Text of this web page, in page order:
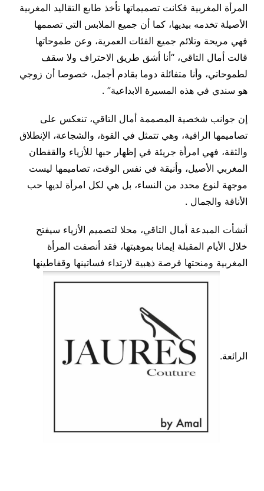
المرأة المغربية فكانت تصميماتها تأخذ طابع التقاليد المغربية
الأصيلة تخدمه بيديها، كما أن جميع الملابس التي تصممها
فهي مريحة وتلائم جميع الفئات العمرية، وعن طموحاتها
قالت أمال التاقي، “أنا أشق طريق الاحتراف ولا سقف
لطموحاتي، وأنا متفائلة دوما بقادم أجمل، خصوصا أن زوجي
هو سندي في هذه المسيرة الابداعية” .
إن جوانب شخصية المصممة أمال التاقي، تنعكس على
تصاميمها الراقية، وهي تتمثل في القوة، والشجاعة، الإنطلاق
والثقة، فهي امرأة جريئة في إظهار حبها للأزياء والقفطان
المغربي الأصيل، وأنيقة في نفس الوقت، تصاميمها ليست
موجهة لنوع محدد من النساء، بل هي لكل امرأة لديها حب
الأناقة والجمال .
أنشأت المبدعة أمال التاقي، محلا لتصميم الأزياء سيفتح
خلال الأيام المقبلة إيمانا بموهبتها، فقد أنصفت المرأة
المغربية ومنحتها فرصة ذهبية لارتداء فساتينها وقفاطينها
الرائعة.